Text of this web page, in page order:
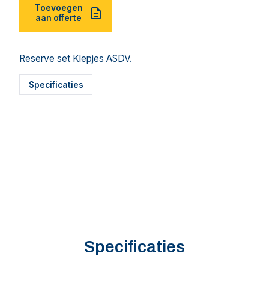
Toevoegen
aan offerte
Reserve set Klepjes ASDV.
Specificaties
Specificaties